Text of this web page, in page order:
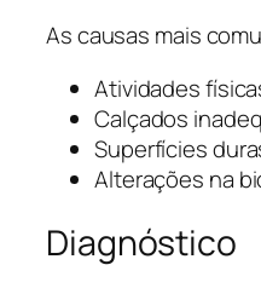
As causas mais
Atividades
Calçados
Superfícies
Alterações na
Diagnóstico